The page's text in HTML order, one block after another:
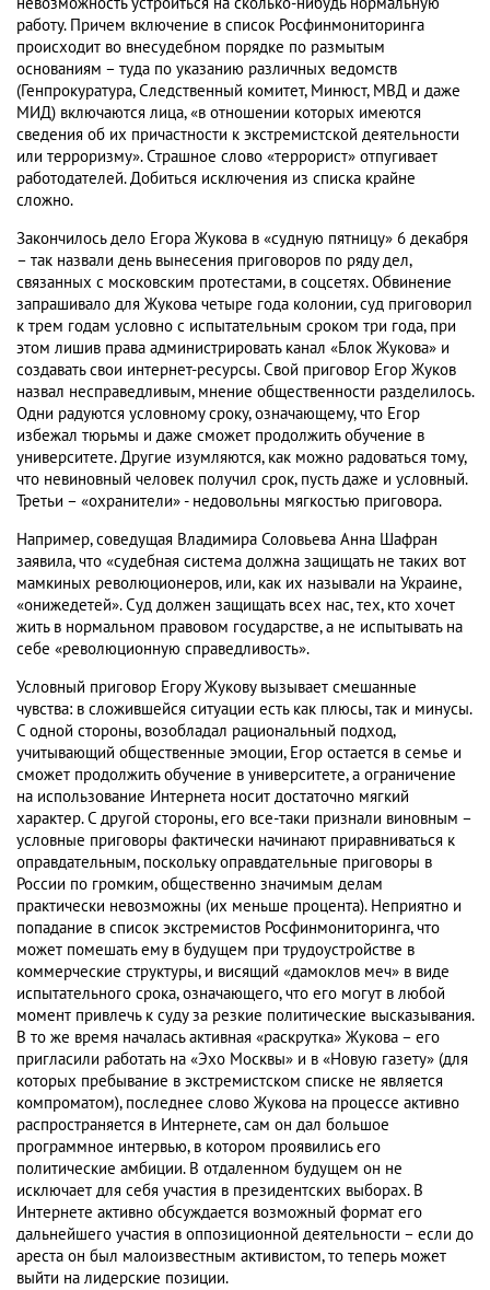
работу. Причем включение в список Росфинмониторинга
происходит во внесудебном порядке по размытым
основаниям – туда по указанию различных ведомств
(Генпрокуратура, Следственный комитет, Минюст, МВД и даже
МИД) включаются лица, «в отношении которых имеются
сведения об их причастности к экстремистской деятельности
или терроризму». Страшное слово «террорист» отпугивает
работодателей. Добиться исключения из списка крайне
сложно.
Закончилось дело Егора Жукова в «судную пятницу» 6 декабря
– так назвали день вынесения приговоров по ряду дел,
связанных с московским протестами, в соцсетях. Обвинение
запрашивало для Жукова четыре года колонии, суд приговорил
к трем годам условно с испытательным сроком три года, при
этом лишив права администрировать канал «Блок Жукова» и
создавать свои интернет-ресурсы. Свой приговор Егор Жуков
назвал несправедливым, мнение общественности разделилось.
Одни радуются условному сроку, означающему, что Егор
избежал тюрьмы и даже сможет продолжить обучение в
университете. Другие изумляются, как можно радоваться тому,
что невиновный человек получил срок, пусть даже и условный.
Третьи – «охранители» - недовольны мягкостью приговора.
Например, соведущая Владимира Соловьева Анна Шафран
заявила, что «судебная система должна защищать не таких вот
мамкиных революционеров, или, как их называли на Украине,
«онижедетей». Суд должен защищать всех нас, тех, кто хочет
жить в нормальном правовом государстве, а не испытывать на
себе «революционную справедливость».
Условный приговор Егору Жукову вызывает смешанные
чувства: в сложившейся ситуации есть как плюсы, так и минусы.
С одной стороны, возобладал рациональный подход,
учитывающий общественные эмоции, Егор остается в семье и
сможет продолжить обучение в университете, а ограничение
на использование Интернета носит достаточно мягкий
характер. С другой стороны, его все-таки признали виновным –
условные приговоры фактически начинают приравниваться к
оправдательным, поскольку оправдательные приговоры в
России по громким, общественно значимым делам
практически невозможны (их меньше процента). Неприятно и
попадание в список экстремистов Росфинмониторинга, что
может помешать ему в будущем при трудоустройстве в
коммерческие структуры, и висящий «дамоклов меч» в виде
испытательного срока, означающего, что его могут в любой
момент привлечь к суду за резкие политические высказывания.
В то же время началась активная «раскрутка» Жукова – его
пригласили работать на «Эхо Москвы» и в «Новую газету» (для
которых пребывание в экстремистском списке не является
компроматом), последнее слово Жукова на процессе активно
распространяется в Интернете, сам он дал большое
программное интервью, в котором проявились его
политические амбиции. В отдаленном будущем он не
исключает для себя участия в президентских выборах. В
Интернете активно обсуждается возможный формат его
дальнейшего участия в оппозиционной деятельности – если до
ареста он был малоизвестным активистом, то теперь может
выйти на лидерские позиции.